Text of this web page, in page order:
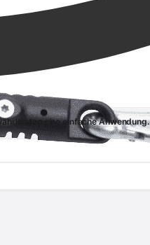
eine einfache Anwendung.